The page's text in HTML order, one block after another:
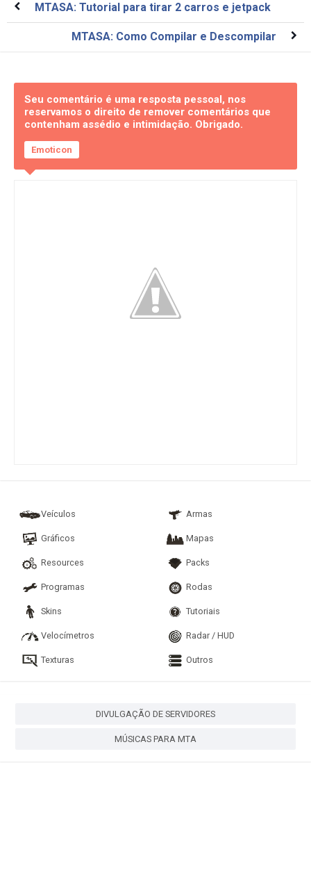
MTASA: Tutorial para tirar 2 carros e jetpack
MTASA: Como Compilar e Descompilar
Seu comentário é uma resposta pessoal, nos
reservamos o direito de remover comentários que
contenham assédio e intimidação. Obrigado.
Emoticon
Veículos Armas
Gráficos Mapas
Resources Packs
Programas Rodas
Skins Tutoriais
Velocímetros Radar / HUD
Texturas Outros
DIVULGAÇÃO DE SERVIDORES
MÚSICAS PARA MTA